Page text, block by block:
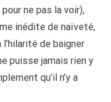
ne pas la voir),
inédite de naïveté,
l’hilarité de baigner
puisse jamais rien y
qu’il n’y a